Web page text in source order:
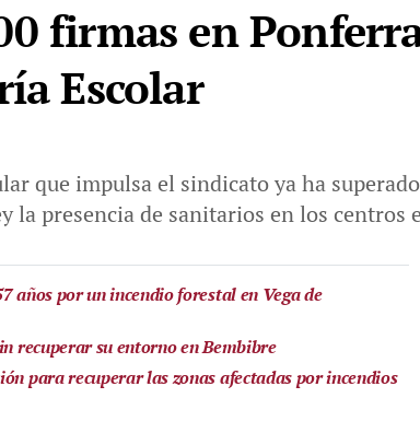
firmas en
Escolar
que impulsa el sindicato ya ha
la presencia de sanitarios en los centros
años por un incendio forestal en Vega de
recuperar su entorno en Bembibre
para recuperar las zonas afectadas por incendios